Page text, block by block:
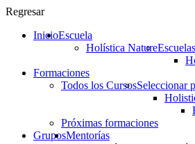
Regresar
InicioEscuela
Holística Nature
Formaciones
Todos los CursosSeleccionar
Próximas formaciones
GruposMentorías